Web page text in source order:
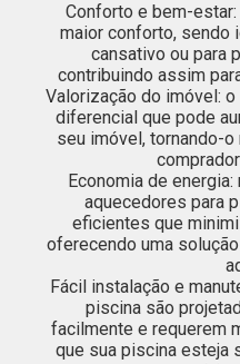
Conforto e bem-
maior conforto, sendo
cansativo ou para
contribuindo assim
Valorização do imóvel: o
diferencial que pode
seu imóvel, tornando-
Economia de
aquecedores para
eficientes que
oferecendo uma
Fácil instalação e
piscina são
facilmente e requerem
que sua piscina esteja